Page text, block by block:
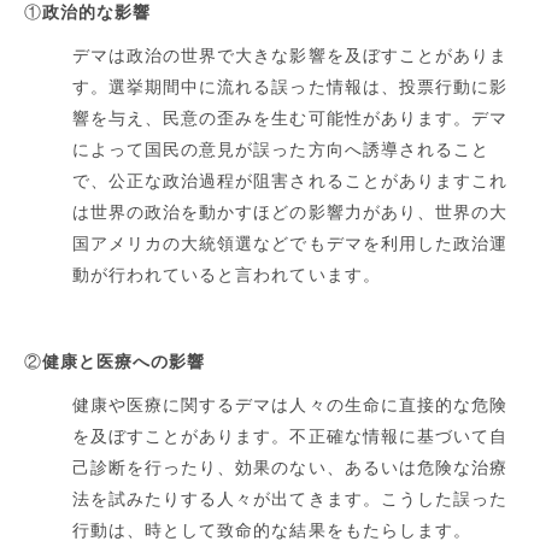
①政治的な影響
デマは政治の世界で大きな影響を及ぼすことがありま
す。選挙期間中に流れる誤った情報は、投票行動に影
響を与え、民意の歪みを生む可能性があります。デマ
によって国民の意見が誤った方向へ誘導されること
で、公正な政治過程が阻害されることがありますこれ
は世界の政治を動かすほどの影響力があり、世界の大
国アメリカの大統領選などでもデマを利用した政治運
動が行われていると言われています。
②健康と医療への影響
健康や医療に関するデマは人々の生命に直接的な危険
を及ぼすことがあります。不正確な情報に基づいて自
己診断を行ったり、効果のない、あるいは危険な治療
法を試みたりする人々が出てきます。こうした誤った
行動は、時として致命的な結果をもたらします。